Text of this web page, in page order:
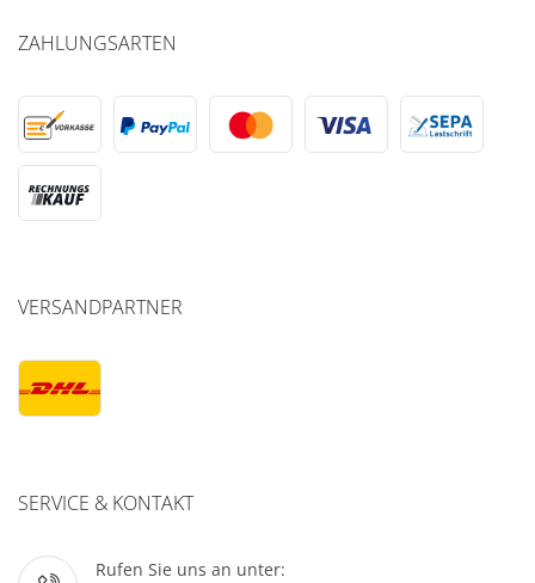
ZAHLUNGSARTEN
VERSANDPARTNER
SERVICE & KONTAKT
Rufen Sie uns an unter: